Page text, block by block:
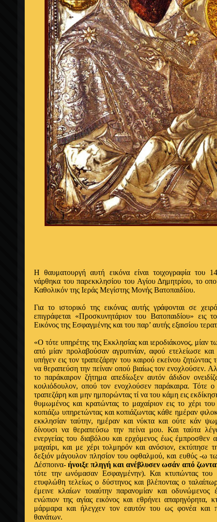
Η θαυματουργή αυτή εικόνα είναι τοιχογραφία του
νάρθηκα του παρεκκλησίου του Αγίου Δημητρίου, το
Καθολικόν της Ιεράς Μεγίστης Μονής Βατοπαιδίου.
Για το ιστορικό της εικόνας αυτής γράφονται σε
επιγράφεται «Προσκυνητάριον του Βατοπαιδίου» εις
Εικόνος της Εσφαγμένης και του παρ’ αυτής εξαισίου
«Ο τότε υπηρέτης της Εκκλησίας και ιεροδιάκονος, μίαν
από μίαν προλαβούσαν αγρυπνίαν, αφού ετελείωσε
υπήγεν εις τον τραπεζάρην του καιρού εκείνου ζητώντας
να θεραπεύση την πείναν οπού βιαίως τον ενοχλούσεν.
το παράκαιρον ζήτημα απεδίωξεν αυτόν άδιδον
κοιλιόδουλον, οπού τον ενοχλούσεν παράκαιρα. Τότε ο
τραπεζάρη και μην ημπορώντας τί να του κάμη εις
θυμωμένος και κρατώντας το μαχαίριον εις το χέρι
κοπιάζω υπηρετώντας και κοπιάζωντας κάθε ημέραν
εκκλησίαν ταύτην, ημέραν και νύκτα και ούτε κάν
δίνουσι να θεραπεύσω την πείνα μου. Και ταύτα
ενεργείας του διαβόλου και ερχόμενος έως έμπροσθεν
μαχαίρι, και με χέρι τολμηρόν και ανόσιον, εκτύπησε
δεξιόν μάγουλον πλησίον του οφθαλμού, και ευθύς -ω
Δέσποινα-ήνοιξε πληγή και ανέβλυσεν ωσάν από
τότε την ωνόμασαν Εσφαγμένην). Και κτυπώντας του
ετυφλώθη τελείως ο δύστηνος και βλέποντας ο
έμεινε κλαίων τοιαύτην παρανομίαν και οδυνώμενος
ενώπιον της αγίας εικόνος και εθρήνει απαρηγόρητα,
μάρμαρα και ήλεγχεν τον εαυτόν του ως φονέα και
θανάτων.